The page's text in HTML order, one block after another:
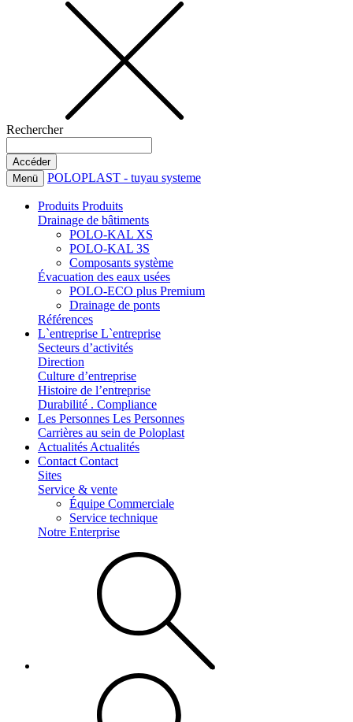
Rechercher
Menü POLOPLAST - tuyau systeme
Produits Produits
Drainage de bâtiments
POLO-KAL XS
POLO-KAL 3S
Composants système
Évacuation des eaux usées
POLO-ECO plus Premium
Drainage de ponts
Références
L`entreprise L`entreprise
Secteurs d’activités
Direction
Culture d’entreprise
Histoire de l’entreprise
Durabilité . Compliance
Les Personnes Les Personnes
Carrières au sein de Poloplast
Actualités Actualités
Contact Contact
Sites
Service & vente
Équipe Commerciale
Service technique
Notre Enterprise